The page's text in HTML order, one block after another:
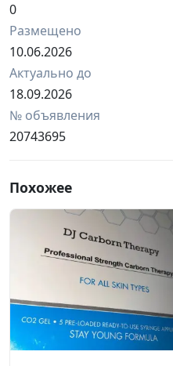
0
Размещено
10.06.2026
Актуально до
18.09.2026
№ объявления
20743695
Похожее